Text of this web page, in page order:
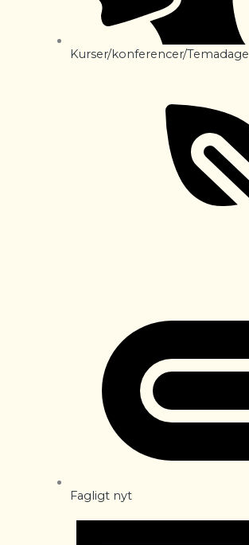
Kurser/konferencer/Temadage
Fagligt nyt